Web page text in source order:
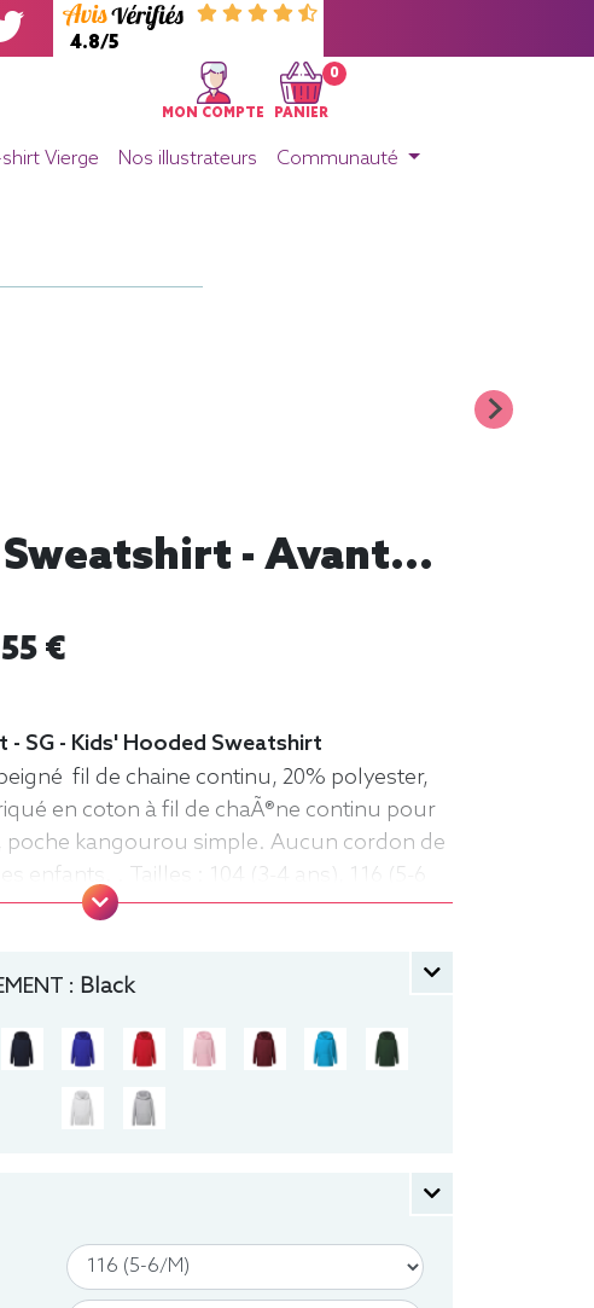
4.8/5
MON COMPTE
0
PANIER
shirt Vierge Nos illustrateurs Communauté
Sweatshirt - Avant...
€
- SG - Kids' Hooded Sweatshirt
fil de chaine continu, 20% polyester,
en coton à fil de chaÃ®ne continu pour
kangourou simple. Aucun cordon de
enfants. . Tailles : 104 (3-4 ans), 116 (5-6
(9-10 ans), 152 (11-12 ans) manche longue,
: Black